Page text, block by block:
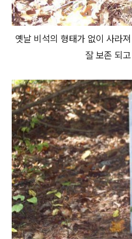
옛날 비석의 형태가 없이 사라
잘 보존 되